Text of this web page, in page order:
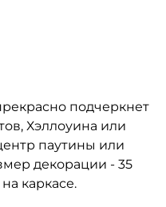
подчеркнет
Хэллоуина или
паутины или
декорации - 35
каркасе.